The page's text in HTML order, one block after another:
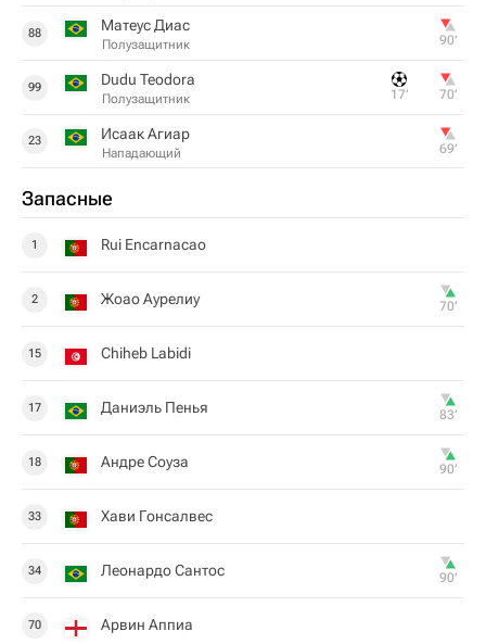
88 Матеус Диас
Полузащитник 90‎’‎
99 Dudu Teodora
Полузащитник 17‎’‎ 70‎’‎
23 Исаак Агиар
Нападающий 69‎’‎
Запасные
1 Rui Encarnacao
2 Жоао Аурелиу 70‎’‎
15 Chiheb Labidi
17 Даниэль Пенья 83‎’‎
18 Андре Соуза 90‎’‎
33 Хави Гонсалвес
34 Леонардо Сантос 90‎’‎
70 Арвин Аппиа